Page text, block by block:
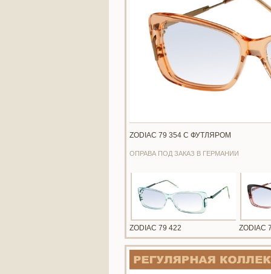
ZODIAC 79 354 С ФУТЛЯРОМ
ОПРАВА ПОД ЗАКАЗ В ГЕРМАНИИ
ZODIAC 79 422 ZODIAC